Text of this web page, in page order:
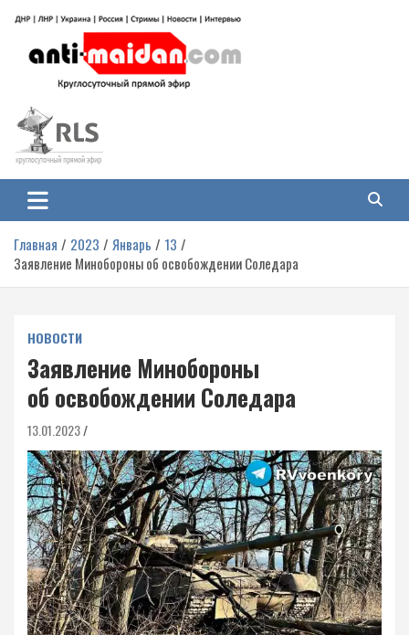
содержимому
Антимайдан: Гражданская война
на Украине
гражданской войне на Украине, включая события в Новороссии, ДНР,
ЛНР и других регионах.
Главная 2023 Январь
13
Заявление Минобороны об освобождении Соледара
НОВОСТИ
Заявление Минобороны
об освобождении Соледара
13.01.2023